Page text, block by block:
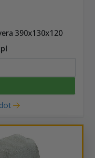
390x130x120